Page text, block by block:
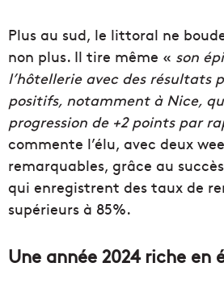
Plus au sud, le littoral ne
non plus. Il tire même « son
l’hôtellerie avec des résultats
positifs, notamment à Nice,
progression de +2 points par
commente l’élu, avec deux
remarquables, grâce au
qui enregistrent des taux de
supérieurs à 85%.
Une année 2024 riche en